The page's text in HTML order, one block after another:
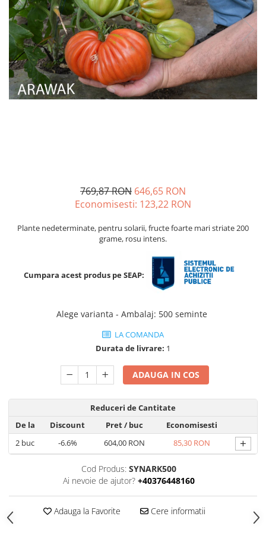
Porumb dulce
Ridichi
Salata
Spanac
Telina
patrunjel
Seminte plante aromatice
Floarea-Soarelui
Seminte plante furajere
Seminte si bulbi de flori
Seminte de gazon
Turba si Substraturi
Ingrasaminte BIO
Preparate biologice
Biostimulatori
769,87 RON 646,65 RON
Economisesti: 123,22 RON
Plante nedeterminate, pentru solarii, fructe foarte mari striate 200
grame, rosu intens.
Cumpara acest produs pe SEAP:
Alege varianta - Ambalaj: 500 seminte
LA COMANDA
Durata de livrare: 1
ADAUGA IN COS
Reduceri de Cantitate
De la
Discount Pret/ buc
Economisesti
2 buc -6.6% 604,00 RON 85,30 RON +
Cod Produs: SYNARK500
Ai nevoie de ajutor? +40376448160
Adauga la Favorite Cere informatii